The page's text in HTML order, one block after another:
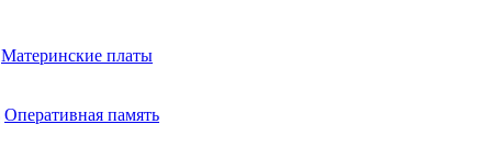
Материнские платы
Оперативная память